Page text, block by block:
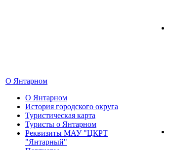
О Янтарном
О Янтарном
История городского округа
Туристическая карта
Туристы о Янтарном
Реквизиты МАУ "ЦКРТ
"Янтарный"